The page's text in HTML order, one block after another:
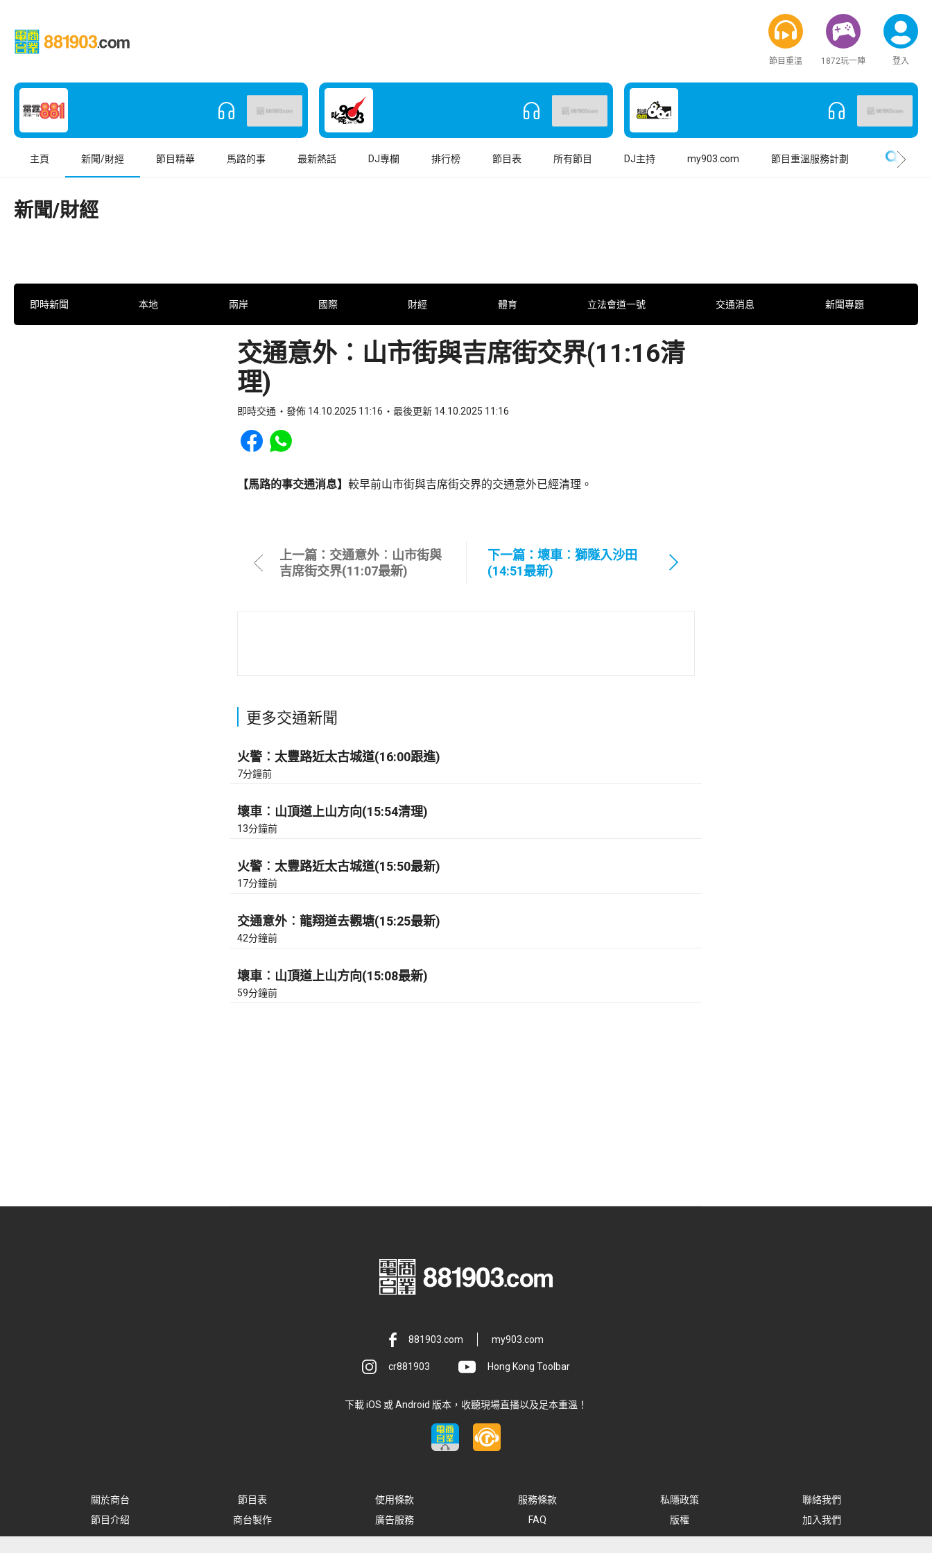
節目重溫 1872玩一陣 登入
主頁 新聞/財經 節目精華 馬路的事 最新熱話 DJ專欄 排行榜 節目表 所有節目 DJ主持 my903.com 節目重溫服務計劃
新聞/財經
即時新聞 本地 兩岸 國際 財經 體育 立法會道一號 交通消息 新聞專題
交通意外︰山市街與吉席街交界(11:16清
理)
即時交通 發佈 14.10.2025 11:16 最後更新 14.10.2025 11:16
Share to Facebook
Share to WhatsApp
【馬路的事交通消息】 較早前山市街與吉席街交界的交通意外已經清理。
上一篇：交通意外︰山市街與
吉席街交界(11:07最新)
下一篇：壞車︰獅隧入沙田
(14:51最新)
更多交通新聞
火警︰太豐路近太古城道(16:00跟進)
7分鐘前
壞車︰山頂道上山方向(15:54清理)
13分鐘前
火警︰太豐路近太古城道(15:50最新)
17分鐘前
交通意外︰龍翔道去觀塘(15:25最新)
42分鐘前
壞車︰山頂道上山方向(15:08最新)
59分鐘前
881903.com my903.com
cr881903 Hong Kong Toolbar
下載 iOS 或 Android 版本，收聽現場直播以及足本重溫！
關於商台 節目表 使用條款 服務條款 私隱政策
聯絡我們
節目介紹
商台製作 廣告服務 FAQ 版權 加入我們